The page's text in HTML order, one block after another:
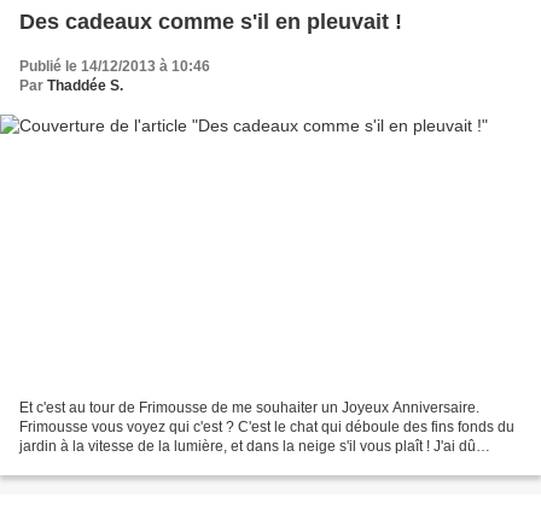
Des cadeaux comme s'il en pleuvait !
Publié le 14/12/2013 à 10:46
Par Thaddée S.
Et c'est au tour de Frimousse de me souhaiter un Joyeux Anniversaire.
Frimousse vous voyez qui c'est ? C'est le chat qui déboule des fins fonds du
jardin à la vitesse de la lumière, et dans la neige s'il vous plaît ! J'ai dû